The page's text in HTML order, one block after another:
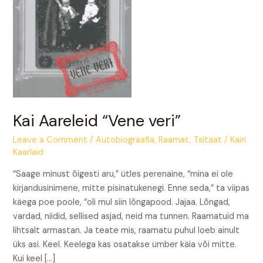
Kai Aareleid “Vene veri”
Leave a Comment /Autobiograafia,Raamat, Tsitaat /Kairi
Kaarlaid
“Saage minust õigesti aru,” ütles perenaine, “mina ei ole
kirjandusinimene, mitte pisinatukenegi. Enne seda,” ta viipas
käega poe poole, “oli mul siin lõngapood. Jajaa. Lõngad,
vardad, niidid, sellised asjad, neid ma tunnen. Raamatuid ma
lihtsalt armastan. Ja teate mis, raamatu puhul loeb ainult
üks asi. Keel. Keelega kas osatakse ümber käia või mitte.
Kui keel […]